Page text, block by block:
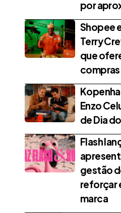
por
Shopee
Terry
que
compras
Enzo
de Dia
Flash
gestão
reforçar
marca